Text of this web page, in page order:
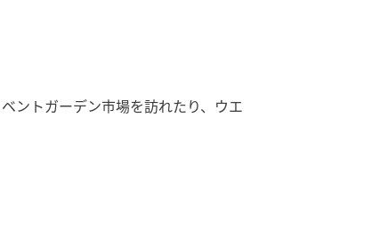
ントガーデン市場を訪れたり、ウエ